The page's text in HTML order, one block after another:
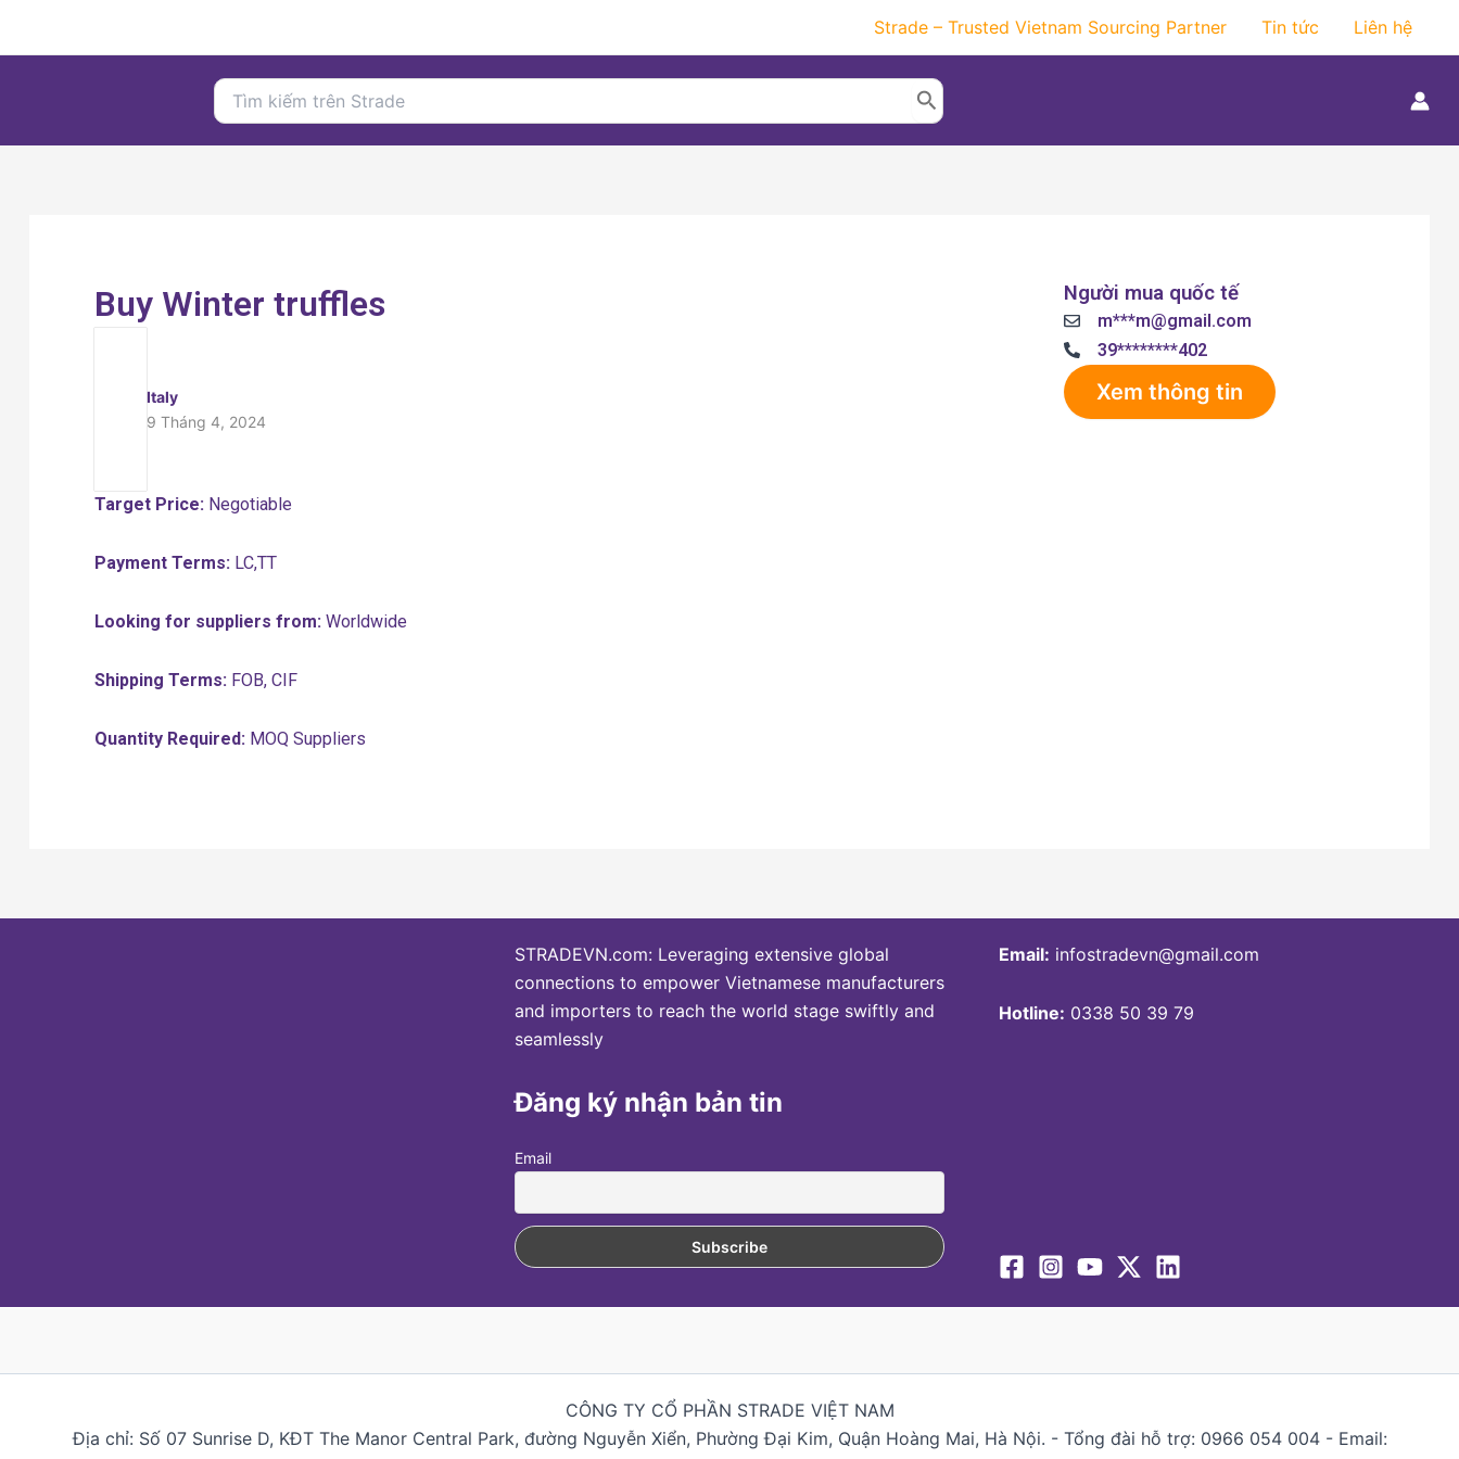
Strade – Trusted Vietnam Sourcing Partner Tin tức Liên hệ
Search
for:
Buy Winter truffles
Italy
9 Tháng 4, 2024
Target Price: Negotiable
Payment Terms: LC,TT
Looking for suppliers from: Worldwide
Shipping Terms: FOB, CIF
Quantity Required: MOQ Suppliers
Người mua quốc tế
m***m@gmail.com
39********402
Xem thông tin
STRADEVN.com: Leveraging extensive global
connections to empower Vietnamese manufacturers
and importers to reach the world stage swiftly and
seamlessly
Đăng ký nhận bản tin
Email
Email: infostradevn@gmail.com
Hotline: 0338 50 39 79
CÔNG TY CỔ PHẦN STRADE VIỆT NAM
Địa chỉ: Số 07 Sunrise D, KĐT The Manor Central Park, đường Nguyễn Xiển, Phường Đại Kim, Quận Hoàng Mai, Hà Nội. - Tổng đài hỗ trợ: 0966 054 004 - Email: